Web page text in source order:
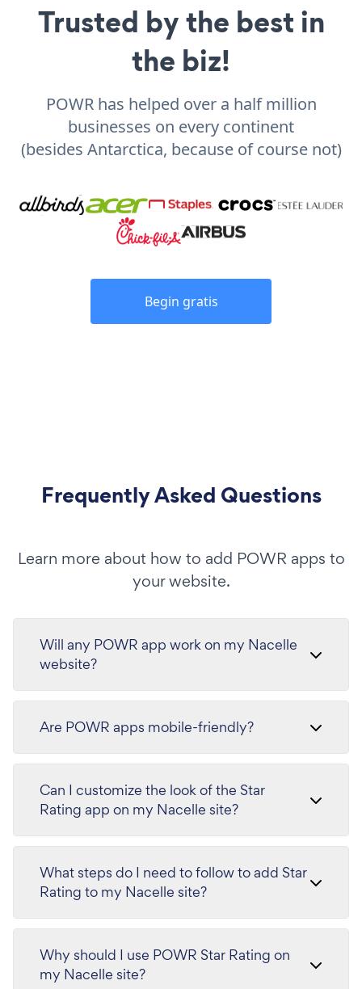
Trusted by the best in
the biz!
POWR has helped over a half million
businesses on every continent
(besides Antarctica, because of course not)
Begin gratis
Frequently Asked Questions
Learn more about how to add POWR apps to
your website.
Will any POWR app work on my Nacelle
website?
Are POWR apps mobile-friendly?
Can I customize the look of the Star
Rating app on my Nacelle site?
What steps do I need to follow to add Star
Rating to my Nacelle site?
Why should I use POWR Star Rating on
my Nacelle site?